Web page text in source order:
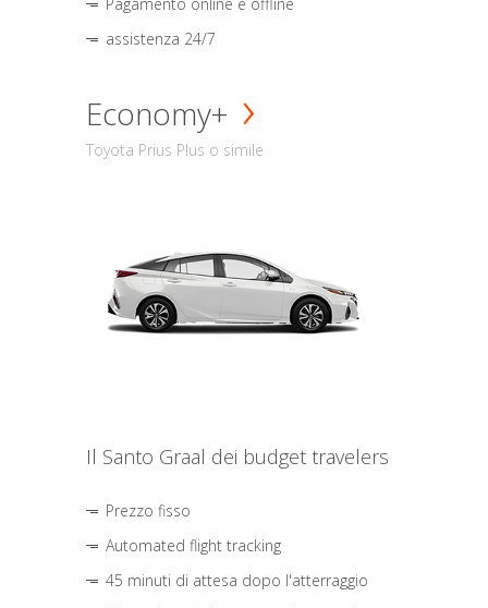
assistenza 24/7
Economy+
Toyota Prius Plus o simile
Il Santo Graal dei budget travelers
Prezzo fisso
Automated flight tracking
45 minuti di attesa dopo l'atterraggio